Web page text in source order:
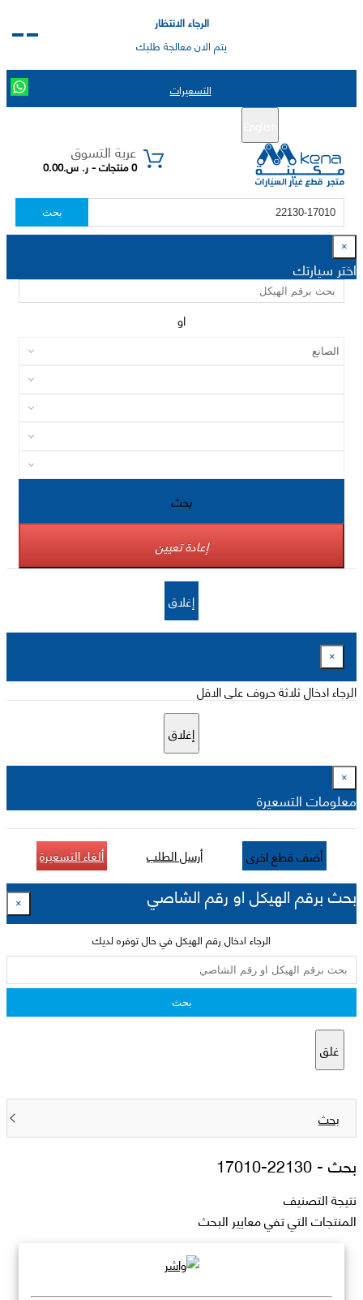
الرجاء الانتظار
يتم الان معالجة طلبك
التسعيرات
عربة التسوق
0 منتجات - ر. س.0.00
بحث
×
اختر سيارتك
او
بحث
إعادة تعيين
إغلاق
×
الرجاء ادخال ثلاثة حروف على الاقل
إغلاق
×
معلومات التسعيرة
أضف قطع اخرى أرسل الطلب ألغاء التسعيرة
بحث برقم الهيكل او رقم الشاصي ×
الرجاء ادخال رقم الهيكل في حال توفره لديك
بحث
غلق
بحث
بحث -22130-17010
نتيجة التصنيف
المنتجات التي تفي معايير البحث